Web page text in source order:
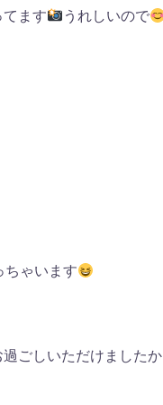
ます うれしいので
ちゃいます
ごしいただけましたか